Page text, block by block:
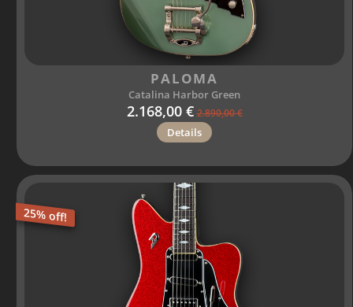
2.168,00 € 2.890,00 €
PALOMA
Catalina Harbor Green
Details
25% off!